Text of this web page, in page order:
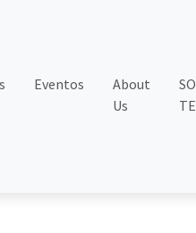
Eventos
About
Us